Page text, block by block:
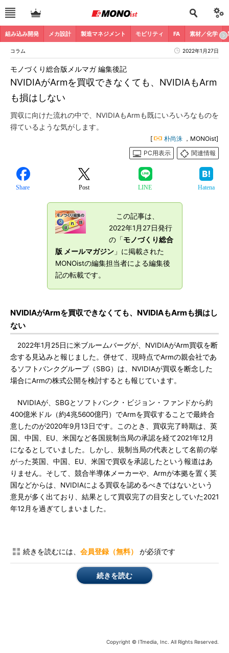
組み込み開発 メカ設計 製造マネジメント モビリティ FA 素材／化学
コラム 2022年1月27日
NVIDIAがArmを買収できなくても、NVIDIAもArm
も損はしない
モノづくり総合版メルマガ 編集後記
買収に向けた流れの中で、NVIDIAもArmも既にいろいろなものを
得ているような気がします。
[ 朴尚洙 ，MONOist]
PC用表示
関連情報
Share Post LINE Hatena
この記事は、
2022年1月27日発行
の「モノづくり総合
版 メールマガジン」に掲載された
MONOistの編集担当者による編集後
記の転載です。
NVIDIAがArmを買収できなくても、NVIDIAもArmも損はし
ない
2022年1月25日に米ブルームバーグが、NVIDIAがArm買収を断
念する見込みと報じました。併せて、現時点でArmの親会社であ
るソフトバンクグループ（SBG）は、NVIDIAが買収を断念した
場合にArmの株式公開を検討するとも報じています。
NVIDIAが、SBGとソフトバンク・ビジョン・ファンドから約
400億米ドル（約4兆5600億円）でArmを買収することで最終合
意したのが2020年9月13日です。このとき、買収完了時期は、英
国、中国、EU、米国など各国規制当局の承認を経て2021年12月
になるとしていました。しかし、規制当局の代表として名前の挙
がった英国、中国、EU、米国で買収を承認したという報道はあ
りません。そして、競合半導体メーカーや、Armが本拠を置く英
国などからは、NVIDIAによる買収を認めるべきではないという
意見が多く出ており、結果として買収完了の目安としていた2021
年12月を過ぎてしまいました。
続きを読むには、 会員登録（無料） が必須です
続きを読む
Copyright © ITmedia, Inc. All Rights Reserved.